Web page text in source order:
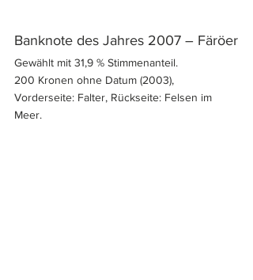
Banknote des Jahres 2007 – Färöer
Gewählt mit 31,9 % Stimmenanteil.
200 Kronen ohne Datum (2003),
Vorderseite: Falter, Rückseite: Felsen im
Meer.